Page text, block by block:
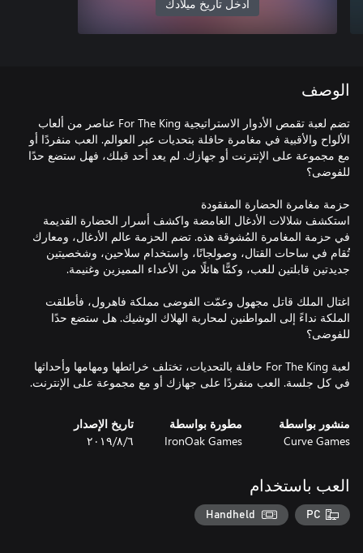
أدخل تاريخ ميلادك
الوصف
تضم لعبة تقمص الأدوار الاستراتيجية For The King عناصر من ألعاب
الألواح والأقبية في مغامرة حافلة بتحديات عبر العوالم. العب منفردًا أو
مع مجموعة على الإنترنت أو جهازك. لم يعد أحد قبلك، فهل ستضع حدًا
استكشف شلالات الأدغال الغامضة واكشف أسرار الحضارة القديمة
في حزمة المغامرة المُشوقة هذه. تضم الحزمة عالم الأدغال، ومعارك
تُقام في ساحات القتال، وصولجانًا، واستخدام سلاحين، وشخصيتين
اغتال الملك قاتل مجهول وعمّت الفوضى مملكة فاهرول، فأطلقت
الملكة نداءً إلى المواطنين لمحاربة الهلاك الوشيك. هل ستضع حدًا
لعبة For The King حافلة بالتحديات، تختلف خرائطها ومهامها وأحداثها
في كل جلسة. العب منفردًا على جهازك أو مع مجموعة على الإنترنت.
منشور بواسطة
Curve Games
مطورة بواسطة
IronOak Games
تاريخ الإصدار
٦‏/٨‏/٢٠١٩
العب باستخدام
PC
Handheld